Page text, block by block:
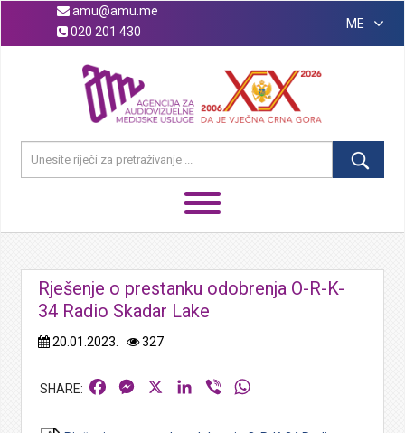
amu@amu.me
020 201 430
ME
Rješenje o prestanku odobrenja O-R-K-
34 Radio Skadar Lake
20.01.2023. 327
FacebookMessengerLinkedIn
Viber